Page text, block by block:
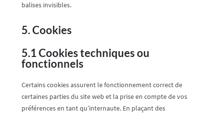
balises invisibles.
5. Cookies
5.1 Cookies techniques ou
fonctionnels
Certains cookies assurent le fonctionnement correct de
certaines parties du site web et la prise en compte de vos
préférences en tant qu’internaute. En plaçant des